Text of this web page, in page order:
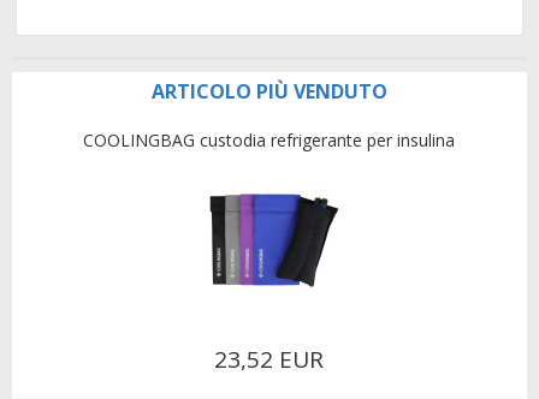
ARTICOLO PIÙ VENDUTO
COOLINGBAG custodia refrigerante per insulina
23,52 EUR